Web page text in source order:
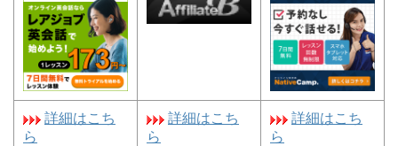
詳細はこち
ら
詳細はこち
ら
詳細はこち
ら